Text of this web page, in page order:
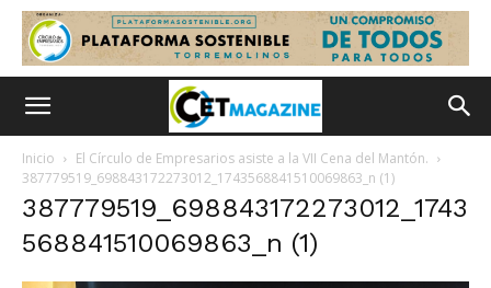
Inicio
El Círculo de Empresarios asiste a la VII Cena del Mantón.
387779519_698843172273012_1743568841510069863_n (1)
387779519_698843172273012_1743
568841510069863_n (1)